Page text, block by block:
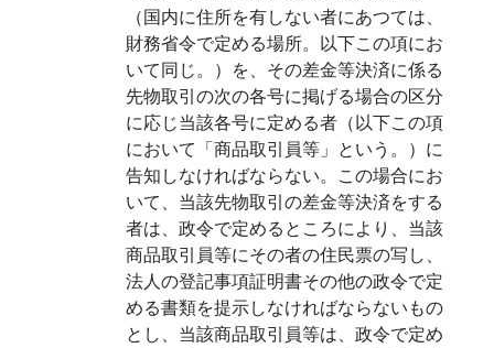
（国内に住所を有しない者にあつては、
財務省令で定める場所。以下この項にお
いて同じ。）を、その差金等決済に係る
先物取引の次の各号に掲げる場合の区分
に応じ当該各号に定める者（以下この項
において「商品取引員等」という。）に
告知しなければならない。この場合にお
いて、当該先物取引の差金等決済をする
者は、政令で定めるところにより、当該
商品取引員等にその者の住民票の写し、
法人の登記事項証明書その他の政令で定
める書類を提示しなければならないもの
とし、当該商品取引員等は、政令で定め